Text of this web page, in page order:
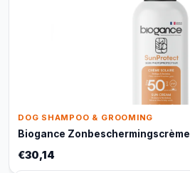
DOG SHAMPOO & GROOMING
Biogance Zonbeschermingscrème
€30,14